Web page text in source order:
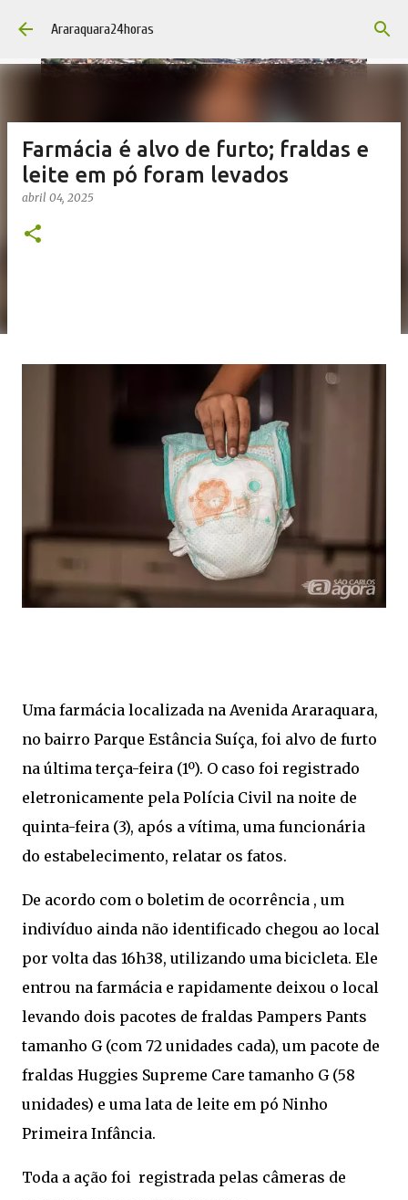
Pular para o conteúdo principal
Araraquara24horas
Farmácia é alvo de furto; fraldas e
leite em pó foram levados
abril 04, 2025
Uma farmácia localizada na Avenida Araraquara,
no bairro Parque Estância Suíça, foi alvo de furto
na última terça-feira (1º). O caso foi registrado
eletronicamente pela Polícia Civil na noite de
quinta-feira (3), após a vítima, uma funcionária
do estabelecimento, relatar os fatos.
De acordo com o boletim de ocorrência , um
indivíduo ainda não identificado chegou ao local
por volta das 16h38, utilizando uma bicicleta. Ele
entrou na farmácia e rapidamente deixou o local
levando dois pacotes de fraldas Pampers Pants
tamanho G (com 72 unidades cada), um pacote de
fraldas Huggies Supreme Care tamanho G (58
unidades) e uma lata de leite em pó Ninho
Primeira Infância.
Toda a ação foi registrada pelas câmeras de